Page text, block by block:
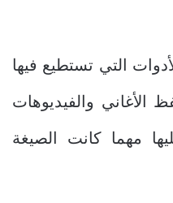
التي تستطيع فيها
الأغاني والفيديوهات
مهما كانت الصيغة